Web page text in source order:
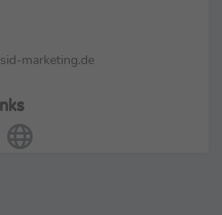
marketing.de